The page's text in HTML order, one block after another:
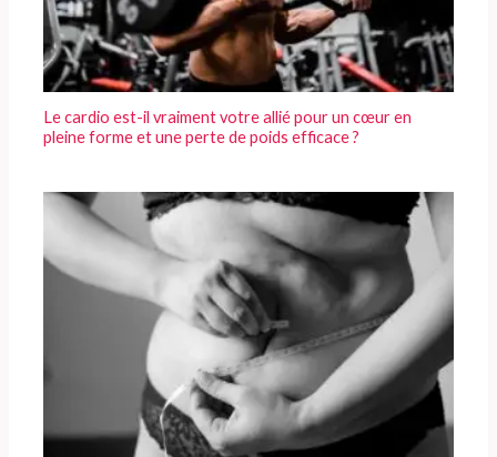
Le cardio est-il vraiment votre allié pour un cœur en
pleine forme et une perte de poids efficace ?